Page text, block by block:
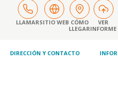
LLAMARSITIO WEB CÓMO
LLEGAR
VER
INFORME
DIRECCIÓN Y CONTACTO